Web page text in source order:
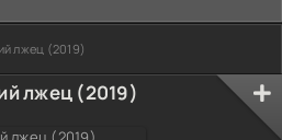
лжец (2019)
лжец (2019)